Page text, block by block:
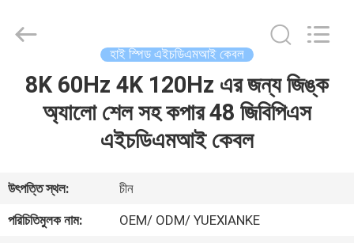
বাড়ি
ভিডিও
Industry
Reserved.
হাই স্পিড এইচডিএমআই কেবল
8K 60Hz 4K 120Hz এর জন্য জিঙ্ক
অ্যালো শেল সহ কপার 48 জিবিপিএস
এইচডিএমআই কেবল
উৎপত্তি স্থল:
চীন
পরিচিতিমুলক নাম:
OEM/ ODM/ YUEXIANKE